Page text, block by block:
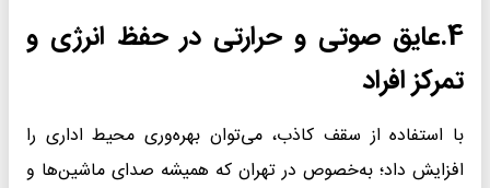
4.عایق صوتی و حرارتی در حفظ انرژی و
تمرکز افراد
با استفاده از سقف کاذب، می‌توان بهره‌وری محیط اداری را
افزایش داد؛ به‌خصوص در تهران که همیشه صدای ماشین‌ها و